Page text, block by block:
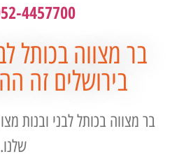
4457700
בר מצווה בכותל
בירושלים זה
בר מצווה בכותל לבני ובנות
שלנו.